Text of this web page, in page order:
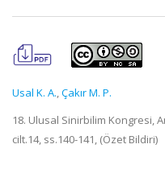
Usal K. A.,Çakır M. P.
18. Ulusal Sinirbilim Kongresi,
cilt.14, ss.140-141, (Özet Bildiri)